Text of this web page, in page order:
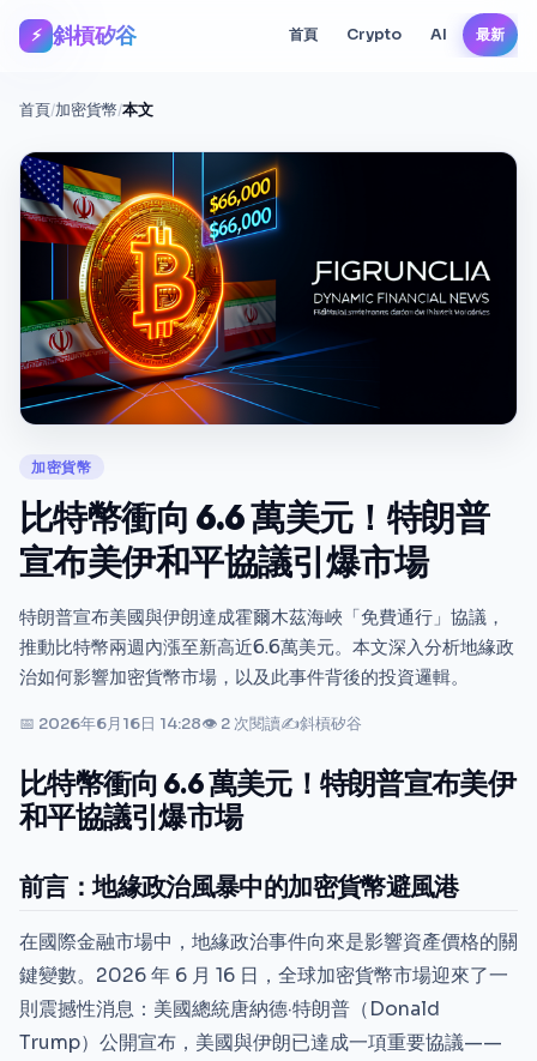
⚡ 斜槓矽谷 首頁 Crypto AI 最新
首頁/加密貨幣/本文
加密貨幣
比特幣衝向 6.6 萬美元！特朗普
宣布美伊和平協議引爆市場
特朗普宣布美國與伊朗達成霍爾木茲海峽「免費通行」協議，
推動比特幣兩週內漲至新高近6.6萬美元。本文深入分析地緣政
治如何影響加密貨幣市場，以及此事件背後的投資邏輯。
📅 2026年6月16日 14:28👁 2 次閱讀✍斜槓矽谷
比特幣衝向 6.6 萬美元！特朗普宣布美伊
和平協議引爆市場
前言：地緣政治風暴中的加密貨幣避風港
在國際金融市場中，地緣政治事件向來是影響資產價格的關
鍵變數。2026 年 6 月 16 日，全球加密貨幣市場迎來了一
則震撼性消息：美國總統唐納德·特朗普（Donald
Trump）公開宣布，美國與伊朗已達成一項重要協議——